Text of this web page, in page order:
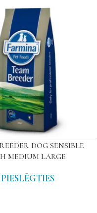
DOG SENSIBLE
MEDIUM LARGE
PIESLĒGTIES